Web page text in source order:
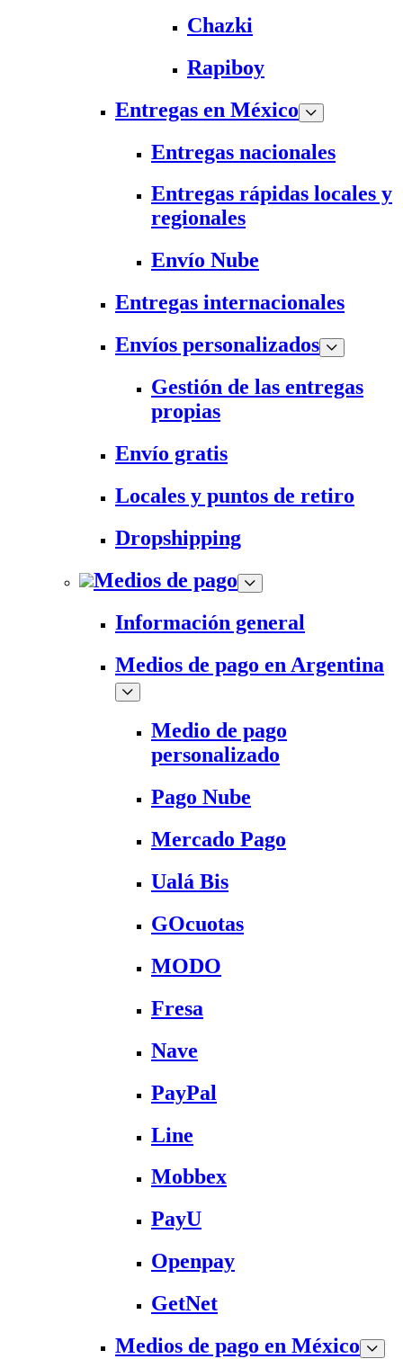
Chazki
Rapiboy
Entregas en México
Entregas nacionales
Entregas rápidas locales y
regionales
Envío Nube
Entregas internacionales
Envíos personalizados
Gestión de las entregas
propias
Envío gratis
Locales y puntos de retiro
Dropshipping
Medios de pago
Información general
Medios de pago en Argentina
Medio de pago
personalizado
Pago Nube
Mercado Pago
Ualá Bis
GOcuotas
MODO
Fresa
Nave
PayPal
Line
Mobbex
PayU
Openpay
GetNet
Medios de pago en México